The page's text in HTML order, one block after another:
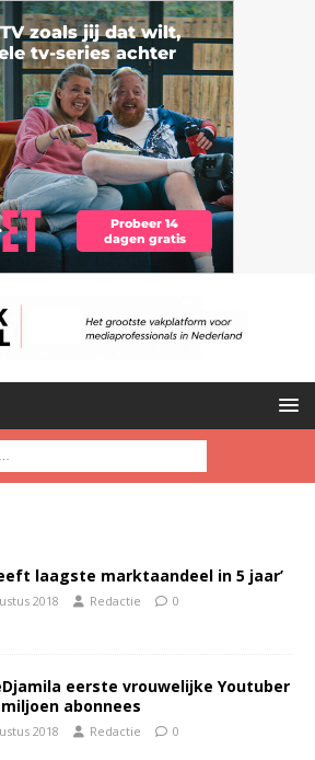
laagste marktaandeel in 5 jaar’
2018 Redactie 0
eerste vrouwelijke Youtuber
abonnees
2018 Redactie 0